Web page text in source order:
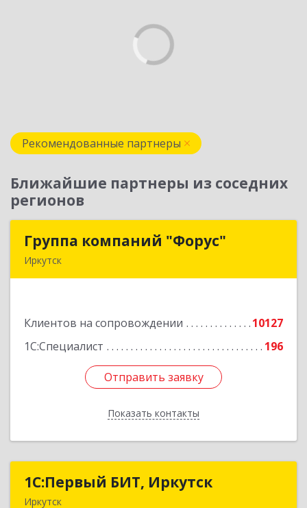
Рекомендованные партнеры
Ближайшие партнеры из соседних
регионов
Группа компаний "Форус"
Иркутск
Клиентов на сопровождении
10127
1С:Специалист
196
Отправить заявку
Показать контакты
Группа компаний "Форус"
Подробнее
Отправить заявку
Назад
1С:Первый БИТ, Иркутск
Иркутск
1С:Первый БИТ, Иркутск